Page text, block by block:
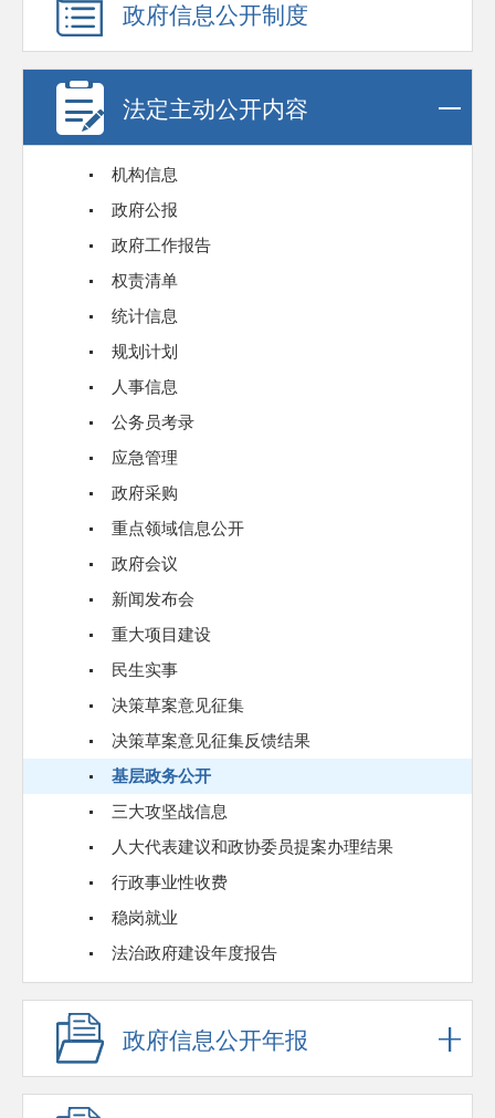
政府信息公开制度
法定主动公开内容
机构信息
政府公报
政府工作报告
权责清单
统计信息
规划计划
人事信息
公务员考录
应急管理
政府采购
重点领域信息公开
政府会议
新闻发布会
重大项目建设
民生实事
决策草案意见征集
决策草案意见征集反馈结果
基层政务公开
三大攻坚战信息
人大代表建议和政协委员提案办理结果
行政事业性收费
稳岗就业
法治政府建设年度报告
政府信息公开年报